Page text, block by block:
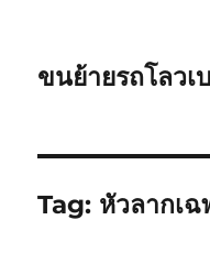
ขนย้ายรถโลว
Tag: หัวลากเฉ